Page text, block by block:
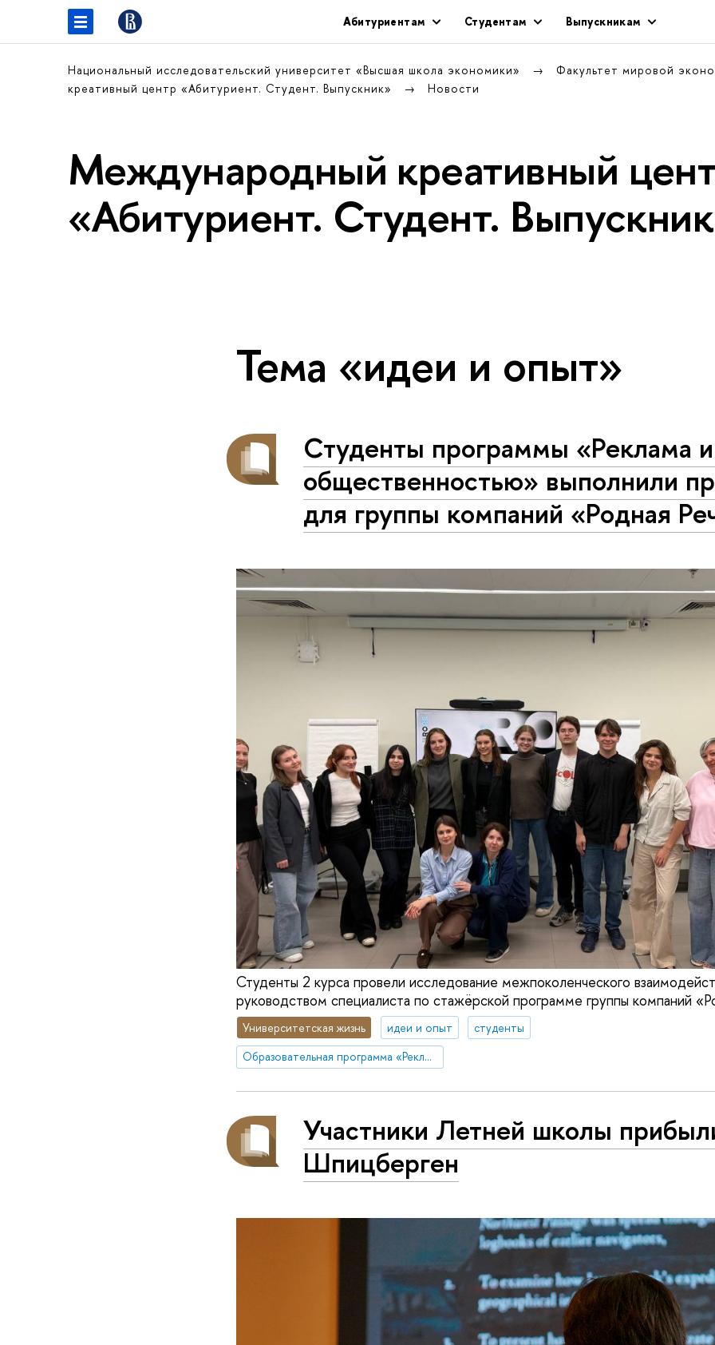
Абитуриентам Студентам Выпускникам
Национальный исследовательский университет «Высшая школа экономики»
Факультет мировой
креативный центр «Абитуриент. Студент. Выпускник»
Новости
Международный креативный
«Абитуриент. Студент.
Тема «идеи и опыт»
Студенты программы «Реклама и
общественностью» выполнили
для группы компаний «Родная
Студенты 2 курса провели исследование межпоколенческого
руководством специалиста по стажёрской программе группы компаний
Университетская жизнь идеи и опыт
студенты
Образовательная программа «Реклама и связи с общественностью»
Участники Летней школы
Шпицберген